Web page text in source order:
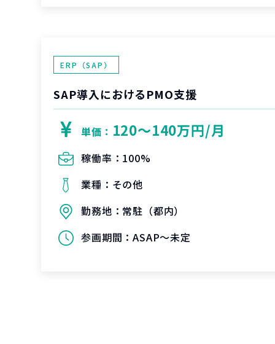
ERP（SAP）
SAP導入におけるPMO支援
単価： 120〜140万円/月
稼働率： 100%
業種： その他
勤務地： 常駐（都内）
参画期間：ASAP～未定